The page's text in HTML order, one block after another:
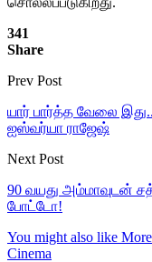
341
Share
Prev Post
யார் பார்த்த வேலை
ஐஸ்வர்யா ராஜேஷ்
Next Post
90 வயது அம்மாவுடன்
போட்டோ!
You might also like
Cinema